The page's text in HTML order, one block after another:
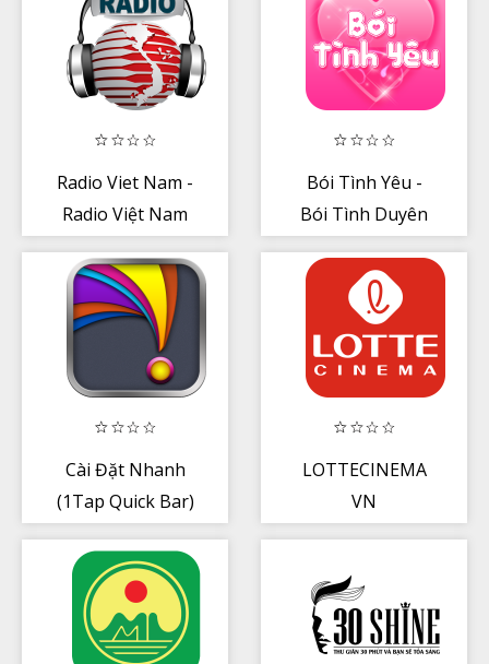
Radio Viet Nam -
Radio Việt Nam
Bói Tình Yêu -
Bói Tình Duyên
Cài Đặt Nhanh
(1Tap Quick Bar)
LOTTECINEMA
VN